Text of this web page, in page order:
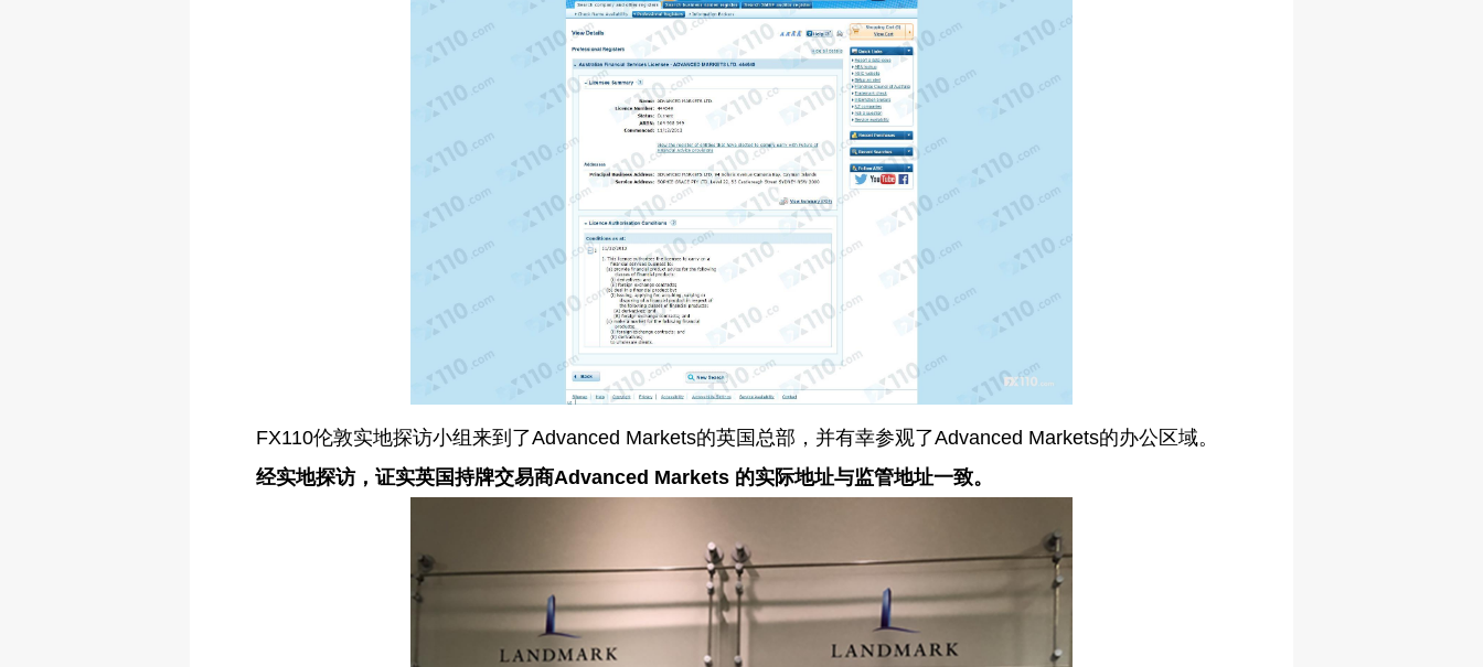
FX110伦敦实地探访小组来到了Advanced Markets的英国总部，并有幸参观了Advanced Markets的办公区域。
经实地探访，证实英国持牌交易商Advanced Markets 的实际地址与监管地址一致。